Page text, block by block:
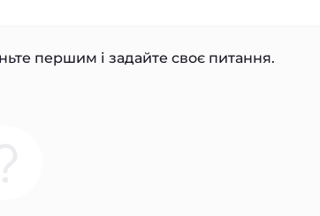
першим і задайте своє питання.